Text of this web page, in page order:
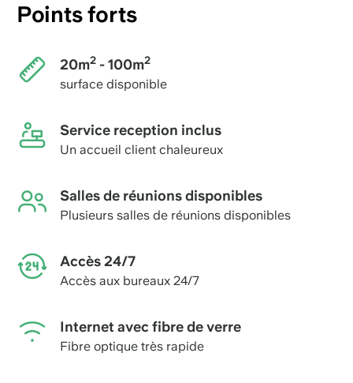
Points forts
20m2- 100m2
surface disponible
Service reception inclus
Un accueil client chaleureux
Salles de réunions disponibles
Plusieurs salles de réunions disponibles
Accès 24/7
Accès aux bureaux 24/7
Internet avec fibre de verre
Fibre optique très rapide